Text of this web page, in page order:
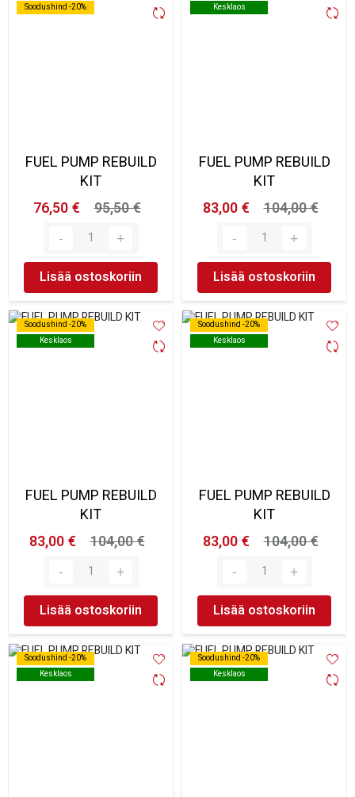
Soodushind -20%
Soodushind -20%
FUEL PUMP REBUILD
KIT
76,50 €
95,50 €
Lisää ostoskoriin
Kesklaos
Kesklaos
FUEL PUMP REBUILD
KIT
83,00 €
104,00 €
Lisää ostoskoriin
Soodushind -20%
Kesklaos
Soodushind -20%
Kesklaos
FUEL PUMP REBUILD
KIT
83,00 €
104,00 €
Lisää ostoskoriin
Soodushind -20%
Kesklaos
Soodushind -20%
Kesklaos
FUEL PUMP REBUILD
KIT
83,00 €
104,00 €
Lisää ostoskoriin
Soodushind -20%
Kesklaos
Soodushind -20%
Kesklaos
Soodushind -20%
Kesklaos
Soodushind -20%
Kesklaos